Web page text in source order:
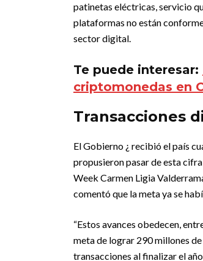
patinetas eléctricas, servicio
plataformas no están
sector digital.
Te puede interesar:
criptomonedas en
Transacciones
El Gobierno ¿ recibió el país
propusieron pasar de esta
Week Carmen Ligia
comentó que la meta ya se
“Estos avances obedecen,
meta de lograr 290 millones
transacciones al finalizar el